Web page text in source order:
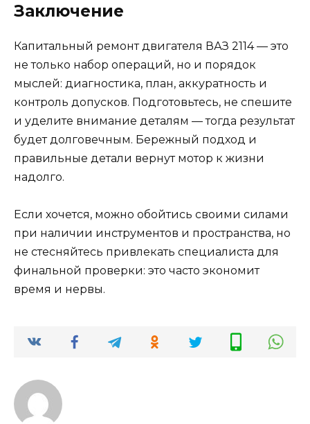
Заключение
Капитальный ремонт двигателя ВАЗ 2114 — это
не только набор операций, но и порядок
мыслей: диагностика, план, аккуратность и
контроль допусков. Подготовьтесь, не спешите
и уделите внимание деталям — тогда результат
будет долговечным. Бережный подход и
правильные детали вернут мотор к жизни
надолго.
Если хочется, можно обойтись своими силами
при наличии инструментов и пространства, но
не стесняйтесь привлекать специалиста для
финальной проверки: это часто экономит
время и нервы.